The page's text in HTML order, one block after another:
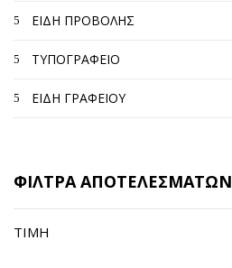
ΕΙΔΗ ΠΡΟΒΟΛΗΣ
ΤΥΠΟΓΡΑΦΕΙΟ
ΕΙΔΗ ΓΡΑΦΕΙΟΥ
ΦΙΛΤΡΑ ΑΠΟΤΕΛΕΣΜΑΤΩΝ
ΤΙΜΉ